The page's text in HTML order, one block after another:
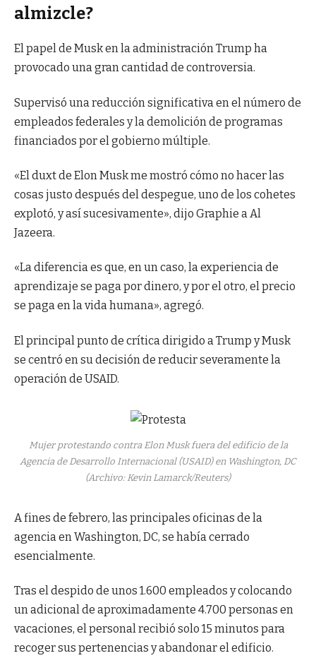
almizcle?
El papel de Musk en la administración Trump ha
provocado una gran cantidad de controversia.
Supervisó una reducción significativa en el número de
empleados federales y la demolición de programas
financiados por el gobierno múltiple.
«El duxt de Elon Musk me mostró cómo no hacer las
cosas justo después del despegue, uno de los cohetes
explotó, y así sucesivamente», dijo Graphie a Al
Jazeera.
«La diferencia es que, en un caso, la experiencia de
aprendizaje se paga por dinero, y por el otro, el precio
se paga en la vida humana», agregó.
El principal punto de crítica dirigido a Trump y Musk
se centró en su decisión de reducir severamente la
operación de USAID.
Mujer protestando contra Elon Musk fuera del edificio de la
Agencia de Desarrollo Internacional (USAID) en Washington, DC
(Archivo: Kevin Lamarck/Reuters)
A fines de febrero, las principales oficinas de la
agencia en Washington, DC, se había cerrado
esencialmente.
Tras el despido de unos 1.600 empleados y colocando
un adicional de aproximadamente 4.700 personas en
vacaciones, el personal recibió solo 15 minutos para
recoger sus pertenencias y abandonar el edificio.